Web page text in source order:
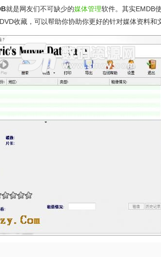
就是网友们不可缺少的媒体管理软件。其实EMDB
收藏，可以帮助你协助你更好的针对媒体资料和